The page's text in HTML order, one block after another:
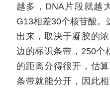
越多，DNA片段就越
G13相差30个核苷酸
出来，取决于凝胶的
边的标识条带，250个
的距离分得很开，估
条带就能分开，因此